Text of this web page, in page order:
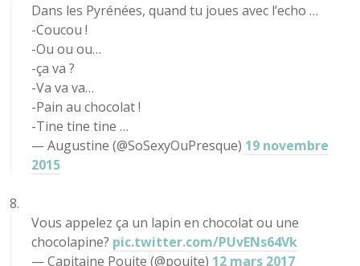
Dans les Pyrénées, quand tu joues avec l’echo …
-Coucou !
-Ou ou ou…
-ça va ?
-Va va va…
-Pain au chocolat !
-Tine tine tine …
— Augustine (@SoSexyOuPresque) 19 novembre
2015
Vous appelez ça un lapin en chocolat ou une
chocolapine? pic.twitter.com/PUvENs64Vk
— Capitaine Pouite (@pouite) 12 mars 2017